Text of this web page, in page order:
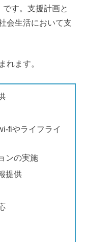
です。支援計画と
会生活において支
れます。
fiやライフライ
ンの実施
提供